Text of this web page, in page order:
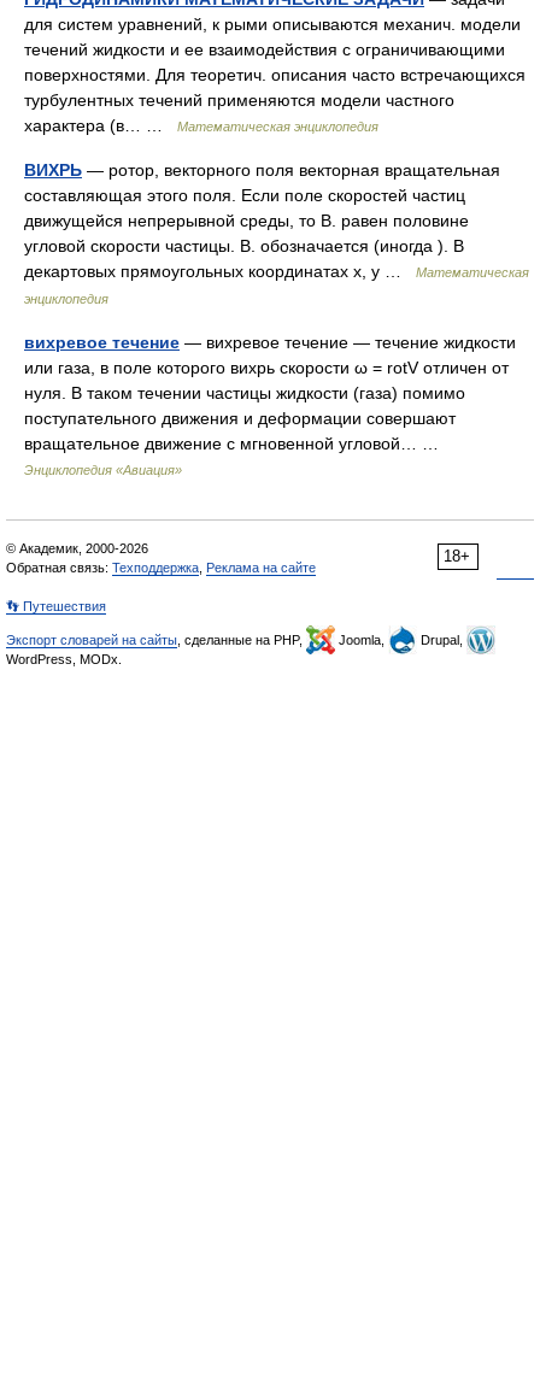
для систем уравнений, к рыми описываются механич. модели
течений жидкости и ее взаимодействия с ограничивающими
поверхностями. Для теоретич. описания часто встречающихся
турбулентных течений применяются модели частного
характера (в… …
Математическая энциклопедия
ВИХРЬ — ротор, векторного поля векторная вращательная
составляющая этого поля. Если поле скоростей частиц
движущейся непрерывной среды, то В. равен половине
угловой скорости частицы. В. обозначается (иногда ). В
декартовых прямоугольных координатах х, у …
Математическая
энциклопедия
вихревое течение — вихревое течение — течение жидкости
или газа, в поле которого вихрь скорости ω = rotV отличен от
нуля. В таком течении частицы жидкости (газа) помимо
поступательного движения и деформации совершают
вращательное движение с мгновенной угловой… …
Энциклопедия «Авиация»
18+
© Академик, 2000-2026
Обратная связь: Техподдержка Реклама на сайте
👣 Путешествия
Экспорт словарей на сайты , сделанные на PHP, Joomla,
Drupal,
WordPress, MODx.